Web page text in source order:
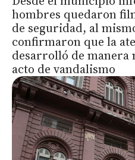
hombres quedaron
de seguridad, al
confirmaron que la
desarrolló de manera
acto de vandalismo